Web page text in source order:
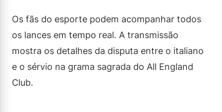
Os fãs do esporte podem acompanhar todos
os lances em tempo real. A transmissão
mostra os detalhes da disputa entre o italiano
e o sérvio na grama sagrada do All England
Club.